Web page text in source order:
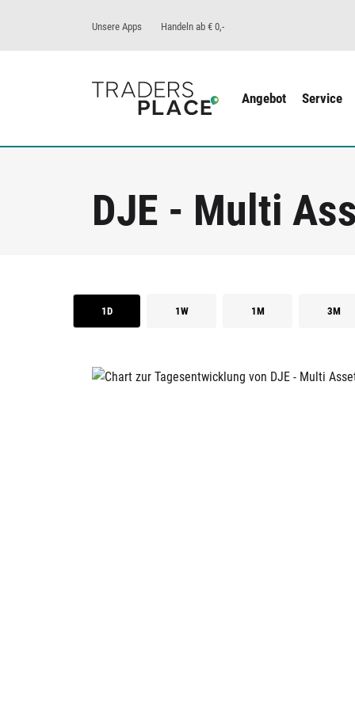
Unsere Apps Handeln ab € 0,-
Angebot Service
DJE - Multi
1D 1W 1M 3M